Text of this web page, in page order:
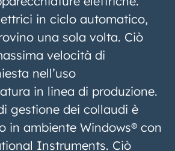
in ciclo automatico,
una sola volta. Ciò
velocità di
nell’uso
in linea di produzione.
gestione dei collaudi è
in ambiente Windows® con
Instruments. Ciò